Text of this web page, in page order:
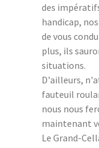
des
handicap,
de vous
plus, ils
situations.
D'ailleurs,
fauteuil
nous nous
maintenant
Le Grand-